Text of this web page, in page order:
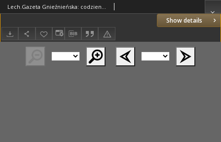
Show details
Lech.Gazeta Gnieźnieńska: codzienne pismo polityczne dla wszystkich stanów. Dodatki: tygodniowy "Lechita" i powieściowy oraz dwutygodnik "Leszek" 1932.07.30 R.33 Nr173